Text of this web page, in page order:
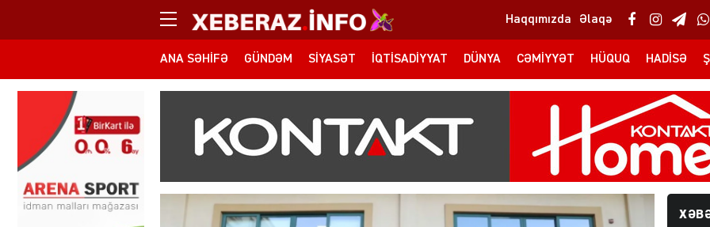
Haqqımızda Əlaqə
ANA SƏHIFƏ GÜNDƏM SIYASƏT İQTISADIYYAT DÜNYA CƏMIYYƏT HÜQUQ HADISƏ